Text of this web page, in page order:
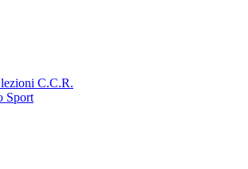
C.C.R.
Sport